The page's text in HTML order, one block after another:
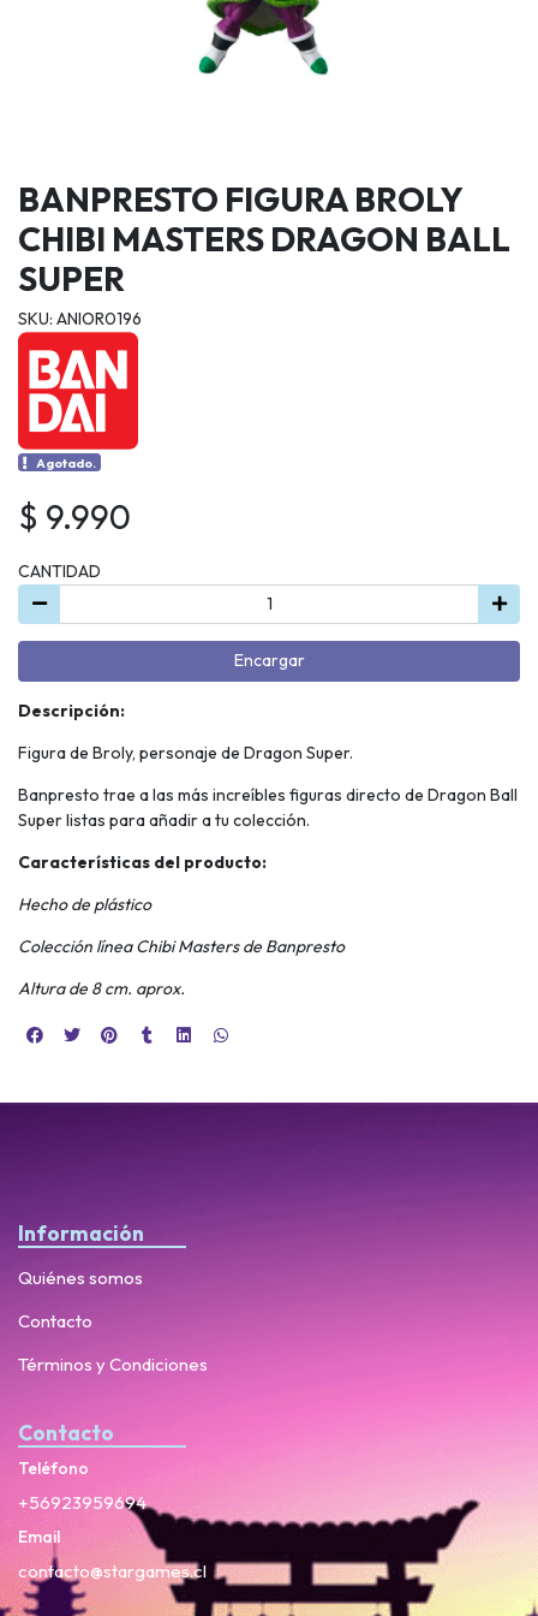
BANPRESTO FIGURA BROLY
CHIBI MASTERS DRAGON BALL
SUPER
SKU: ANIOR0196
Agotado.
$ 9.990
CANTIDAD
Encargar
Descripción:
Figura de Broly, personaje de Dragon Super.
Banpresto trae a las más increíbles figuras directo de Dragon Ball
Super listas para añadir a tu colección.
Características del producto:
Hecho de plástico
Colección línea Chibi Masters de Banpresto
Altura de 8 cm. aprox.
Información
Quiénes somos
Contacto
Términos y Condiciones
Contacto
Teléfono
+56923959694
Email
contacto@stargames.cl